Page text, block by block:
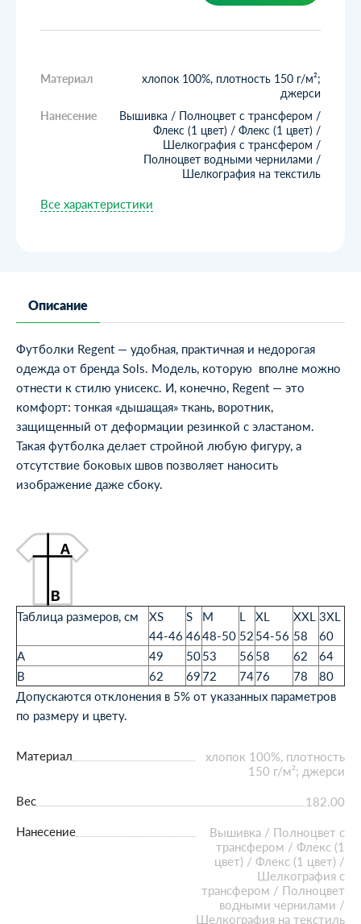
Материал
хлопок 100%, плотность 150 г/м²;
джерси
Нанесение
Вышивка / Полноцвет с трансфером /
Флекс (1 цвет) / Флекс (1 цвет) /
Шелкография с трансфером /
Полноцвет водными чернилами /
Шелкография на текстиль
Все характеристики
Описание
Футболки Regent — удобная, практичная и недорогая
одежда отбренда Sols. Модель, которую вполне можно
отнести к стилю унисекс. И, конечно, Regent — это
комфорт: тонкая «дышащая» ткань, воротник,
защищенный от деформации резинкой с эластаном.
Такая футболка делает стройной любую фигуру, а
отсутствие боковых швов позволяет наносить
изображение даже сбоку.
Таблица размеров, см
XS
44-46
S
46
M
48-50
L
52
XL
54-56
XXL
58
3XL
60
A
49 5053 5658 62
64
B
62 6972 7476 78
80
Допускаются отклонения в 5% от указанных параметров
по размеру и цвету.
Материал
хлопок 100%, плотность
150 г/м²; джерси
Вес
182.00
Нанесение
Вышивка / Полноцвет с
трансфером / Флекс (1
цвет) / Флекс (1 цвет) /
Шелкография с
трансфером / Полноцвет
водными чернилами /
Шелкография на текстиль